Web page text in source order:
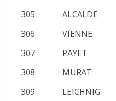
305 ALCALDE
306
VIENNE
307
PAYET
308
MURAT
309
LEICHNIG